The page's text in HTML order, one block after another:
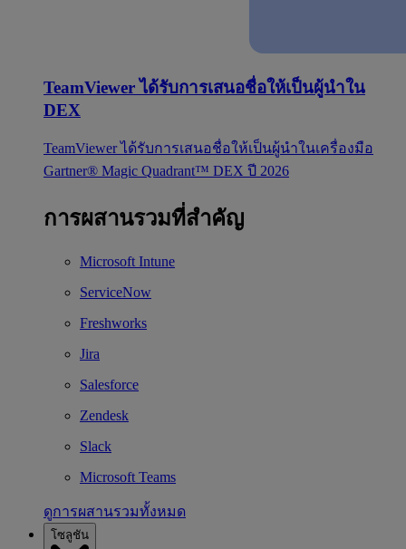
TeamViewer ได้รับการเสนอชื่อให้เป็นผู้นำใน
DEX
TeamViewer ได้รับการเสนอชื่อให้เป็นผู้นำในเครื่องมือ
Gartner® Magic Quadrant™ DEX ปี 2026
การผสานรวมที่สำคัญ
Microsoft Intune
ServiceNow
Freshworks
Jira
Salesforce
Zendesk
Slack
Microsoft Teams
ดูการผสานรวมทั้งหมด
โซลูชัน